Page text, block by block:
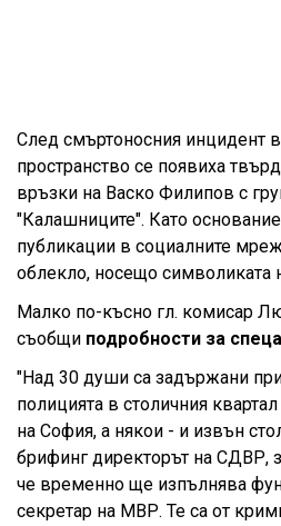
След смъртоносния инцидент
пространство се появиха
връзки на Васко Филипов с
"Калашниците". Като
публикации в социалните
облекло, носещо символиката
Малко по-късно гл. комисар
съобщи подробности за
"Над 30 души са задържани
полицията в столичния
на София, а някои - и извън
брифинг директорът на СДВР,
че временно ще изпълнява
секретар на МВР. Те са от